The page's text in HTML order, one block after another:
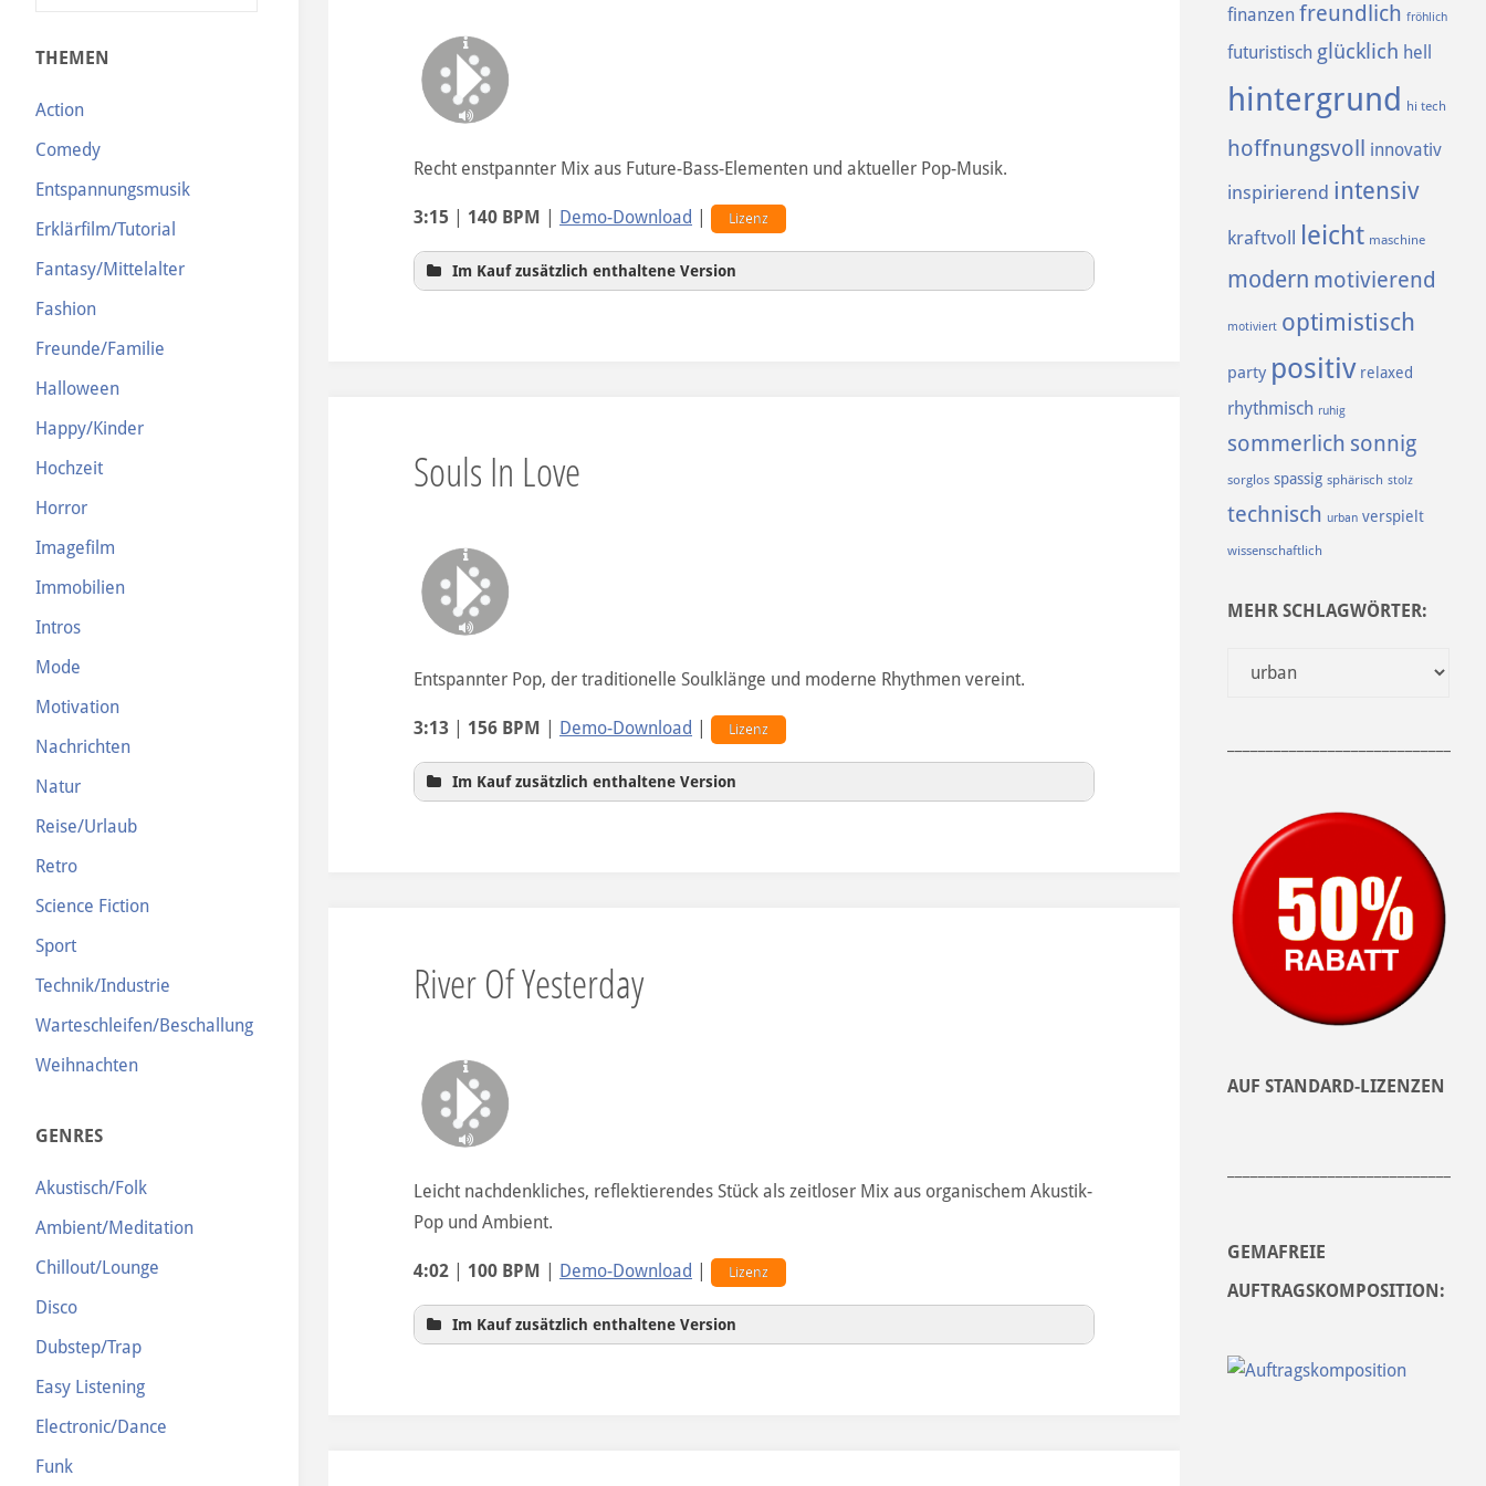
Recht enstpannter Mix aus Future-Bass-Elementen und aktueller Pop-Musik.
3:15 140 BPM Demo-Download Lizenz
Im Kauf zusätzlich enthaltene Version
Souls In Love
Entspannter Pop, der traditionelle Soulklänge und moderne Rhythmen vereint.
3:13 156 BPM Demo-Download Lizenz
Im Kauf zusätzlich enthaltene Version
River Of Yesterday
Leicht nachdenkliches, reflektierendes Stück als zeitloser Mix aus organischem Akustik-
Pop und Ambient.
4:02 100 BPM Demo-Download Lizenz
Im Kauf zusätzlich enthaltene Version
THEMEN
Action
Comedy
Entspannungsmusik
Erklärfilm/Tutorial
Fantasy/Mittelalter
Fashion
Freunde/Familie
Halloween
Happy/Kinder
Hochzeit
Horror
Imagefilm
Immobilien
Intros
Mode
Motivation
Nachrichten
Natur
Reise/Urlaub
Retro
Science Fiction
Sport
Technik/Industrie
Warteschleifen/Beschallung
Weihnachten
GENRES
Akustisch/Folk
Ambient/Meditation
Chillout/Lounge
Disco
Dubstep/Trap
Easy Listening
Electronic/Dance
Funk
finanzen freundlich fröhlich
futuristisch glücklich hell
hintergrund hi tech
hoffnungsvoll innovativ
inspirierend intensiv
kraftvoll leicht maschine
modern motivierend
motiviert optimistisch
party positiv relaxed
rhythmisch ruhig
sommerlich sonnig
sorglos spassig sphärisch stolz
technisch urban verspielt
wissenschaftlich
MEHR SCHLAGWÖRTER:
AUF STANDARD-LIZENZEN
GEMAFREIE
AUFTRAGSKOMPOSITION: